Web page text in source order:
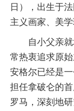
日），出生于
主义画家、美学
自小父亲就
常热衷追求原
安格尔已经是
担任拿破仑的
罗马，深刻地